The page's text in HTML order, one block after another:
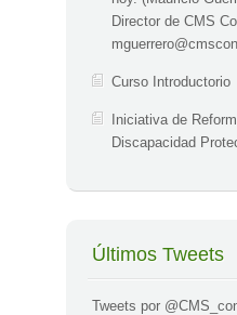
Director de CMS
Curso Introductorio
Iniciativa de
Discapacidad
Últimos Tweets
Tweets por